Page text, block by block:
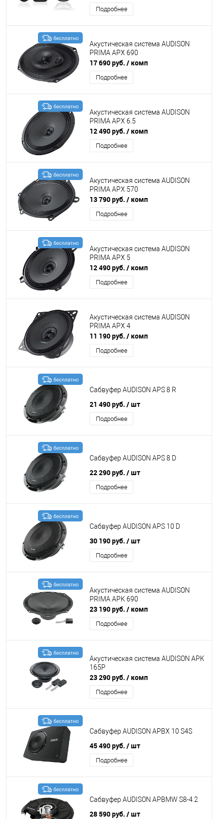
Подробнее
Акустическая система AUDISON
PRIMA APX 690
17 690 руб. / комп
Подробнее
Акустическая система AUDISON
PRIMA APX 6.5
12 490 руб. / комп
Подробнее
Акустическая система AUDISON
PRIMA APX 570
13 790 руб. / комп
Подробнее
Акустическая система AUDISON
PRIMA APX 5
12 490 руб. / комп
Подробнее
Акустическая система AUDISON
PRIMA APX 4
11 190 руб. / комп
Подробнее
Сабвуфер AUDISON APS 8 R
21 490 руб. / шт
Подробнее
Сабвуфер AUDISON APS 8 D
22 290 руб. / шт
Подробнее
Сабвуфер AUDISON APS 10 D
30 190 руб. / шт
Подробнее
Акустическая система AUDISON
PRIMA APK 690
23 190 руб. / комп
Подробнее
Акустическая система AUDISON APK
165P
23 290 руб. / комп
Подробнее
Сабвуфер AUDISON APBX 10 S4S
45 490 руб. / шт
Подробнее
Сабвуфер AUDISON APBMW S8-4.2
28 590 руб. / шт